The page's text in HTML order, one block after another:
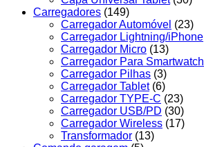
Carregadores (149)
Carregador Automóvel (23)
Carregador Lightning/iPhone
Carregador Micro (13)
Carregador Para Smartwatch
Carregador Pilhas (3)
Carregador Tablet (6)
Carregador TYPE-C (23)
Carregador USB/PD (30)
Carregador Wireless (17)
Transformador (13)